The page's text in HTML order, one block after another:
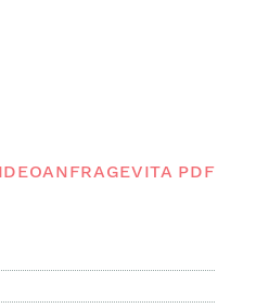
ANFRAGEVITA PDF